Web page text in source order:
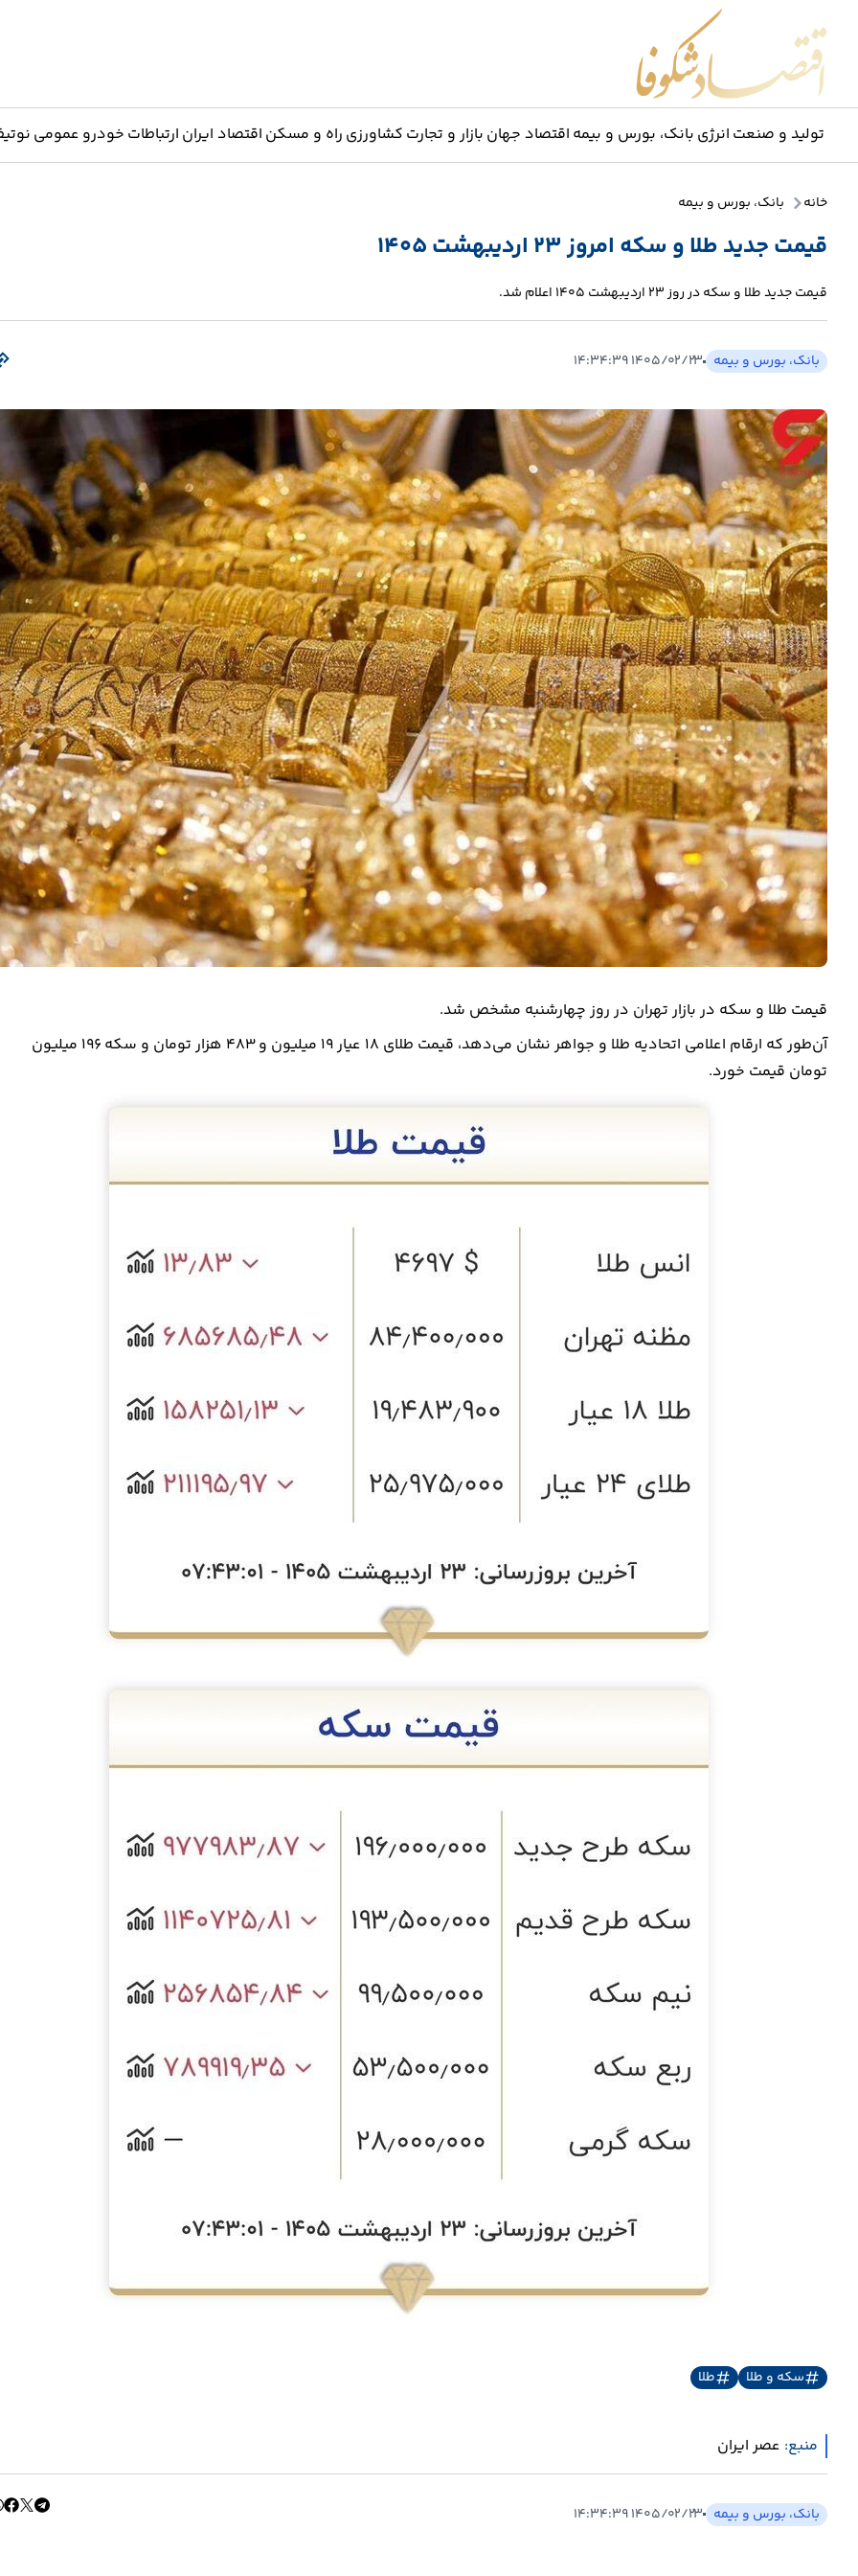
تولید و صنعت انرژی بانک، بورس و بیمه اقتصاد جهان بازار و تجارت کشاورزی راه و مسکن اقتصاد ایران ارتباطات خودرو عمومی
خانه بانک، بورس و بیمه
قیمت جدید طلا و سکه امروز 23 اردیبهشت 1405
قیمت جدید طلا و سکه در روز 23 اردیبهشت ۱۴۰۵ اعلام شد.
بانک، بورس و بیمه ۱۴۰۵/۰۲/۲۳ ۱۴:۳۴:۳۹
قیمت طلا و سکه در بازار تهران در روز چهارشنبه مشخص شد.
آن‌طور که ارقام اعلامی اتحادیه طلا و جواهر نشان می‌دهد، قیمت طلای 18 عیار 19 میلیون و 483 هزار تومان و سکه 196 میلیون
تومان قیمت خورد.
سکه و طلا طلا
منبع: عصر ایران
بانک، بورس و بیمه ۱۴۰۵/۰۲/۲۳ ۱۴:۳۴:۳۹